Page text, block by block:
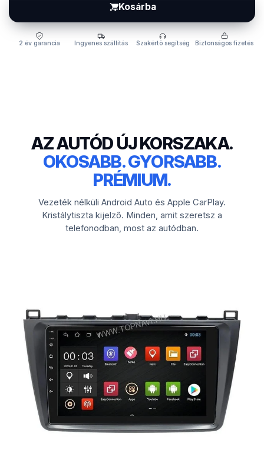
Kosárba
2 év garancia Ingyenes szállítás Szakértő segítség Biztonságos fizetés
AZ AUTÓD ÚJ KORSZAKA.
OKOSABB. GYORSABB.
PRÉMIUM.
Vezeték nélküli Android Auto és Apple CarPlay.
Kristálytiszta kijelző. Minden, amit szeretsz a
telefonodban, most az autódban.